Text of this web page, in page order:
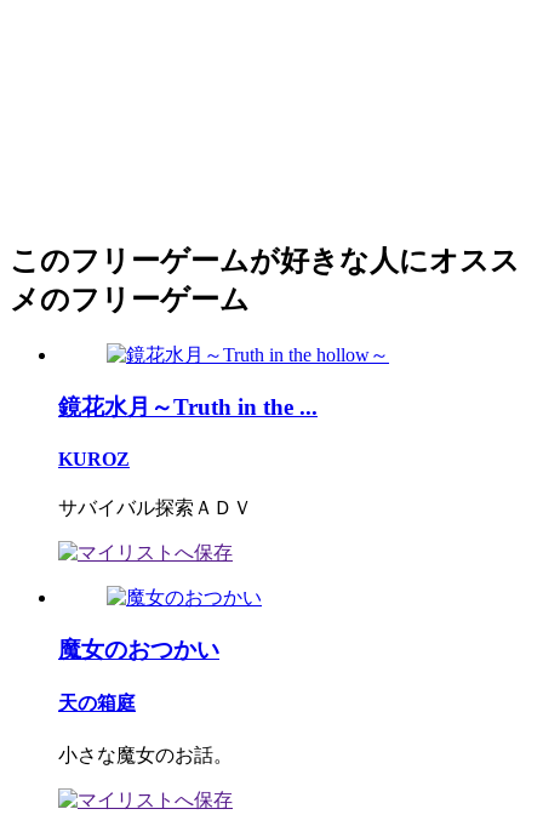
このフリーゲームが好きな人にオスス
メのフリーゲーム
鏡花水月～Truth in the ...
KUROZ
サバイバル探索ＡＤＶ
魔女のおつかい
天の箱庭
小さな魔女のお話。